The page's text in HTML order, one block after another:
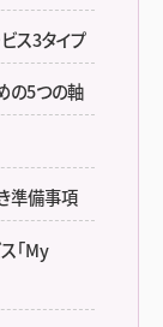
ス3タイプ
の5つの軸
準備事項
「My